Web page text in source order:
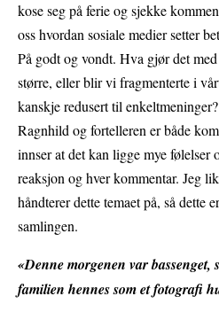
kose seg på ferie og sjekke
oss hvordan sosiale medier setter
På godt og vondt. Hva gjør det
større, eller blir vi fragmenterte i
kanskje redusert til
Ragnhild og fortelleren er både
innser at det kan ligge mye følelser
reaksjon og hver kommentar. Jeg
håndterer dette temaet på, så dette
samlingen.
«Denne morgenen var bassenget,
familien hennes som et fotografi